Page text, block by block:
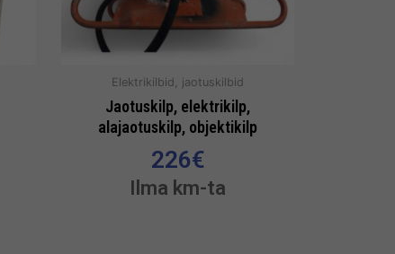
Elektrikilbid, jaotuskilbid
Jaotuskilp, elektrikilp,
alajaotuskilp, objektikilp
226€
Ilma km-ta